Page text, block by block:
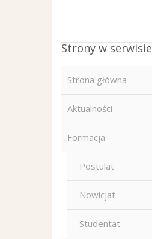
Strony w serwisie
Strona główna
Aktualności
Formacja
Postulat
Nowicjat
Studentat